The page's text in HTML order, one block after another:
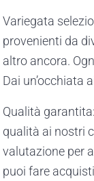
Variegata
provenienti da
altro ancora.
Dai un’occhiata
Qualità
qualità ai nostri
valutazione per
puoi fare